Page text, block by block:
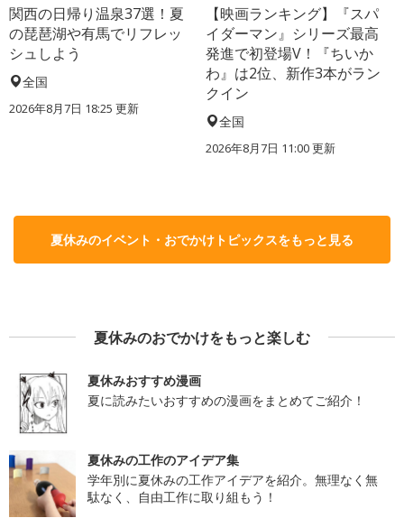
関西の日帰り温泉37選！夏
の琵琶湖や有馬でリフレッ
シュしよう
全国
2026年8月7日 18:25 更新
【映画ランキング】『スパ
イダーマン』シリーズ最高
発進で初登場V！『ちいか
わ』は2位、新作3本がラン
クイン
全国
2026年8月7日 11:00更新
夏休みのイベント・おでかけトピックスをもっと見る
夏休みのおでかけをもっと楽しむ
夏休みおすすめ漫画
夏に読みたいおすすめの漫画をまとめてご紹介！
夏休みの工作のアイデア集
学年別に夏休みの工作アイデアを紹介。無理なく無
駄なく、自由工作に取り組もう！